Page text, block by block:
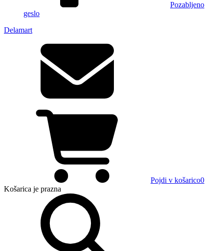
Pozabljeno
geslo
Delamart
Pojdi v košarico0
Košarica je prazna